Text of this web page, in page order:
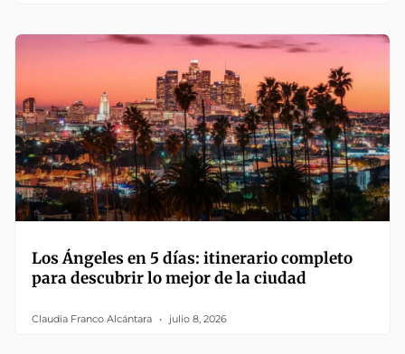
Los Ángeles en 5 días: itinerario completo
para descubrir lo mejor de la ciudad
Claudia Franco Alcántara julio 8, 2026